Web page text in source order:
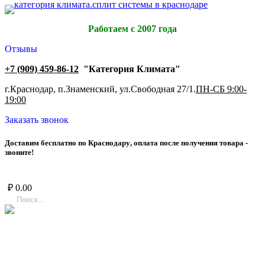
Работаем с 2007 года
Отзывы
+7 (909) 459-86-12 "Категория Климата"
г.Краснодар, п.Знаменский, ул.Свободная 27/1.ПН-СБ 9:00-
19:00
Заказать звонок
Доставим бесплатно по Краснодару, оплата после получения товара -
звоните!
₽ 0.00